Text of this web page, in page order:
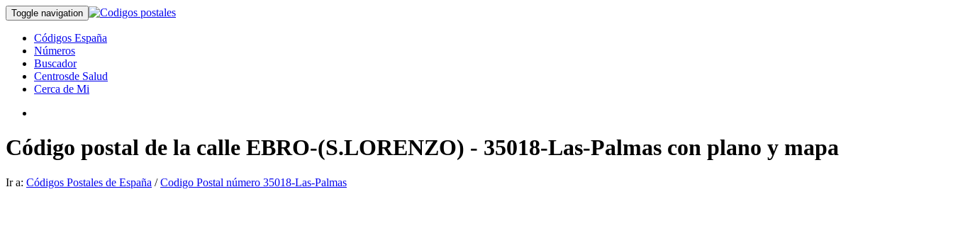
Toggle navigation
Códigos España
Números
Buscador
Centrosde Salud
Cerca de Mi
Código postal de la calle EBRO-(S.LORENZO) - 35018-Las-Palmas con plano y mapa
Ir a: Códigos Postales de España /Codigo Postal número 35018-Las-Palmas